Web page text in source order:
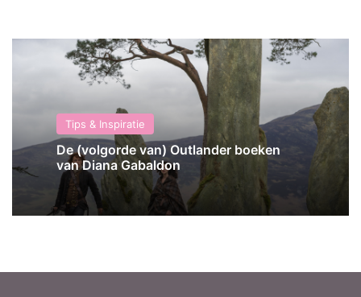
Tips & Inspiratie
De (volgorde van) Outlander boeken
van Diana Gabaldon